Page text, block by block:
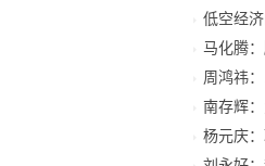
低空经
马化腾
周鸿祎
南存辉：
杨元庆